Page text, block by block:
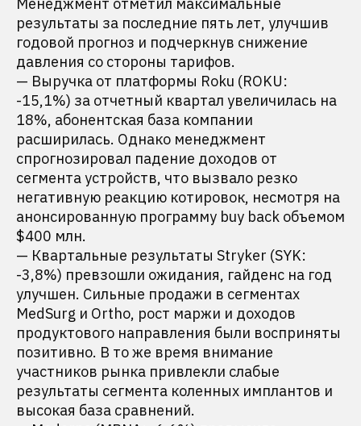
результаты за последние пять лет, улучшив
годовой прогноз и подчеркнув снижение
давления со стороны тарифов.
— Выручка от платформы Roku (ROKU:
-15,1%) за отчетный квартал увеличилась на
18%, абонентская база компании
расширилась. Однако менеджмент
спрогнозировал падение доходов от
сегмента устройств, что вызвало резко
негативную реакцию котировок, несмотря на
анонсированную программу buy back объемом
$400 млн.
— Квартальные результаты Stryker (SYK:
-3,8%) превзошли ожидания, гайденс на год
улучшен. Сильные продажи в сегментах
MedSurg и Ortho, рост маржи и доходов
продуктового направления были восприняты
позитивно. В то же время внимание
участников рынка привлекли слабые
результаты сегмента коленных имплантов и
высокая база сравнений.